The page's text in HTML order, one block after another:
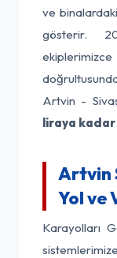
ve
gösterir.
Artvin -
liraya
Artvin
Yol ve
Karayolları